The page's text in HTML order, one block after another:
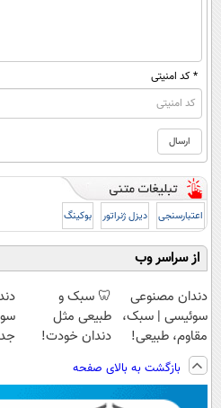
* کد امنیتی
اعتبارسنجی دیزل ژنراتور بوکینگ
از سراسر وب
دندان مصنوعی
سوئیسی | سبک،
مقاوم، طبیعی!
ویزیت
رایگان+پرداخت
اقساطی😍
🦷 سبک و
طبیعی مثل
دندان خودت!
پرداخت اقساطی
💳 📍 تهران
بازگشت به بالای صفحه